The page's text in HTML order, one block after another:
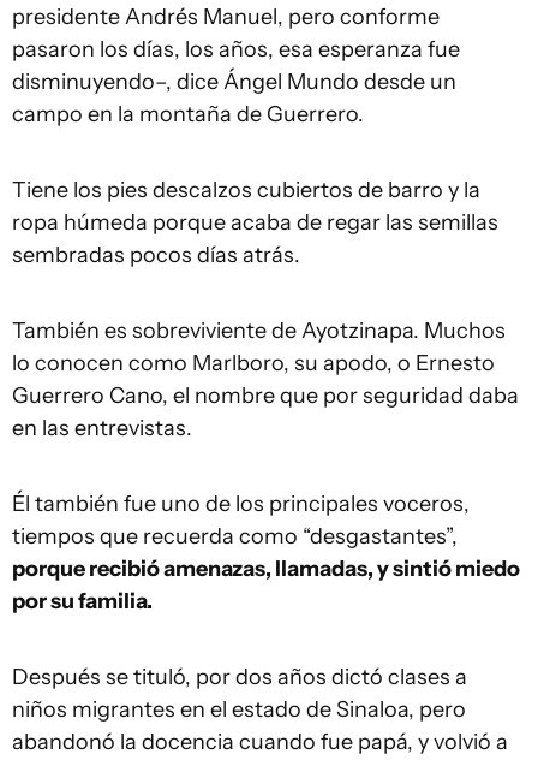
presidente Andrés Manuel, pero conforme
pasaron los días, los años, esa esperanza fue
disminuyendo–, dice Ángel Mundo desde un
campo en la montaña de Guerrero.
Tiene los pies descalzos cubiertos de barro y la
ropa húmeda porque acaba de regar las semillas
sembradas pocos días atrás.
También es sobreviviente de Ayotzinapa. Muchos
lo conocen como Marlboro, su apodo, o Ernesto
Guerrero Cano, el nombre que por seguridad daba
en las entrevistas.
Él también fue uno de los principales voceros,
tiempos que recuerda como “desgastantes”,
porque recibió amenazas, llamadas, y sintió miedo
por su familia.
Después se tituló, por dos años dictó clases a
niños migrantes en el estado de Sinaloa, pero
abandonó la docencia cuando fue papá, y volvió a